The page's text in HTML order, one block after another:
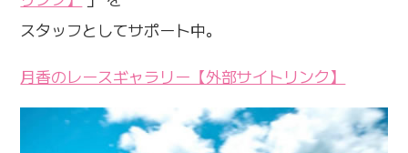
スタッフとしてサポート中。
月香のレースギャラリー【外部サイトリンク】